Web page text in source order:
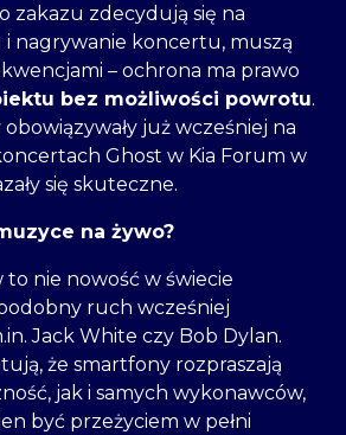
zakazu zdecydują się na
nagrywanie koncertu, muszą
– ochrona ma prawo
bez możliwości powrotu.
już wcześniej na
Ghost w Kia Forum w
się skuteczne.
na żywo?
nie nowość w świecie
ruch wcześniej
Jack White czy Bob Dylan.
że smartfony rozpraszają
jak i samych wykonawców,
być przeżyciem w pełni